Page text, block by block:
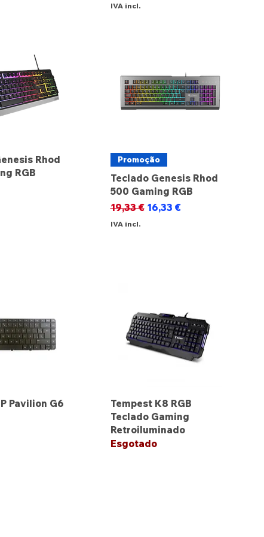
IVA incl.
Rhod
RGB
Promoção
Teclado Genesis Rhod
500 Gaming RGB
Preço normal
19,33 € Preço promocional
16,33 €
IVA incl.
Pavilion G6
Tempest K8 RGB
Teclado Gaming
Retroiluminado
Esgotado